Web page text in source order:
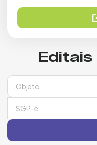
Editais